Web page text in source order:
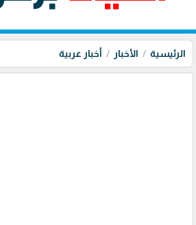
الرئيسية الأخبار أخبار عربية